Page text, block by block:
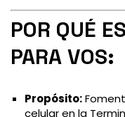
POR QUÉ
PARA VOS:
Propósito:
celular en la